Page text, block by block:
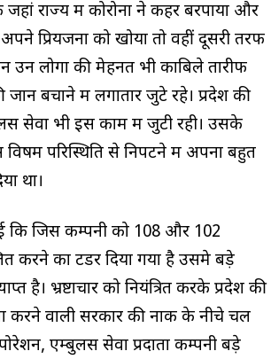
राज्य में कोरोना ने कहर बरपाया और
प्रियजनों को खोया तो वहीं दूसरी तरफ
उन लोगों की मेहनत भी काबिले तारीफ
जान बचाने में लगातार जुटे रहे। प्रदेश की
सेवा भी इस काम में जुटी रही। उसके
विषम परिस्थिति से निपटने में अपना बहुत
था।
कि जिस कम्पनी को 108 और 102
करने का टेंडर दिया गया है उसमे बड़े
है। भ्रष्टाचार को नियंत्रित करके प्रदेश की
करने वाली सरकार की नाक के नीचे चल
एम्बुलेंस सेवा प्रदाता कम्पनी बड़े